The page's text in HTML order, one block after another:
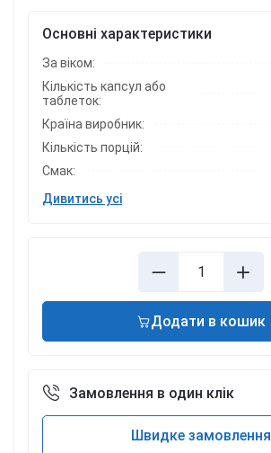
Основні характеристики
За віком:
Кількість капсул або
таблеток:
Країна виробник:
Кількість порцій:
Смак:
Дивитись усі
Додати в кошик
Замовлення в один клік
Швидке замовлення